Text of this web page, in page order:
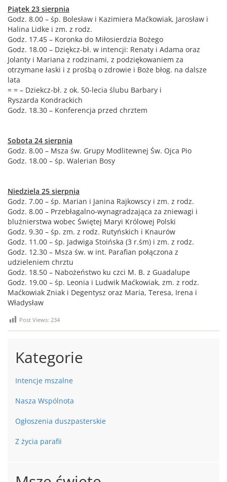
Piątek 23 sierpnia
Godz. 8.00 – śp. Bolesław i Kazimiera Maćkowiak, Jarosław i
Halina Lidke i zm. z rodz.
Godz. 17.45 – Koronka do Miłosierdzia Bożego
Godz. 18.00 – Dziękcz-bł. w intencji: Renaty i Adama oraz
Jolanty i Mariana z rodzinami, z podziękowaniem za
otrzymane łaski i z prośbą o zdrowie i Boże błog. na dalsze
lata
= = – Dziekcz-bł. z ok. 50-lecia ślubu Barbary i
Ryszarda Kondrackich
Godz. 18.30 – Konferencja przed chrztem
Sobota 24 sierpnia
Godz. 8.00 – Msza św. Grupy Modlitewnej Św. Ojca Pio
Godz. 18.00 – śp. Walerian Bosy
Niedziela 25 sierpnia
Godz. 7.00 – śp. Marian i Janina Rajkowscy i zm. z rodz.
Godz. 8.00 – Przebłagalno-wynagradzająca za zniewagi i
bluźnierstwa wobec Świętej Maryi Królowej Polski
Godz. 9.30 – śp. zm. z rodz. Rutyńskich i Knaurów
Godz. 11.00 – śp. Jadwiga Stoińska (3 r.śm) i zm. z rodz.
Godz. 12.30 – Msza św. w int. Parafian połączona z
udzieleniem chrztu
Godz. 18.50 – Nabożeństwo ku czci M. B. z Guadalupe
Godz. 19.00 – śp. Leonia i Ludwik Maćkowiak, zm. z rodz.
Maćkowiak Zniak i Degentysz oraz Maria, Teresa, Irena i
Władysław
Post Views: 234
Kategorie
Intencje mszalne
Nasza Wspólnota
Ogłoszenia duszpasterskie
Z życia parafii